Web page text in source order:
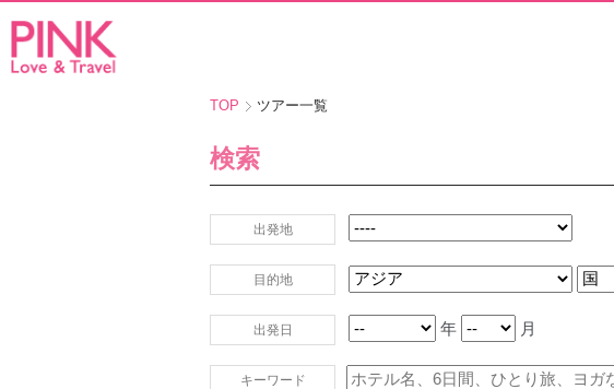
TOP ツアー一覧
検索
出発地
目的地
出発日 年 月
キーワード